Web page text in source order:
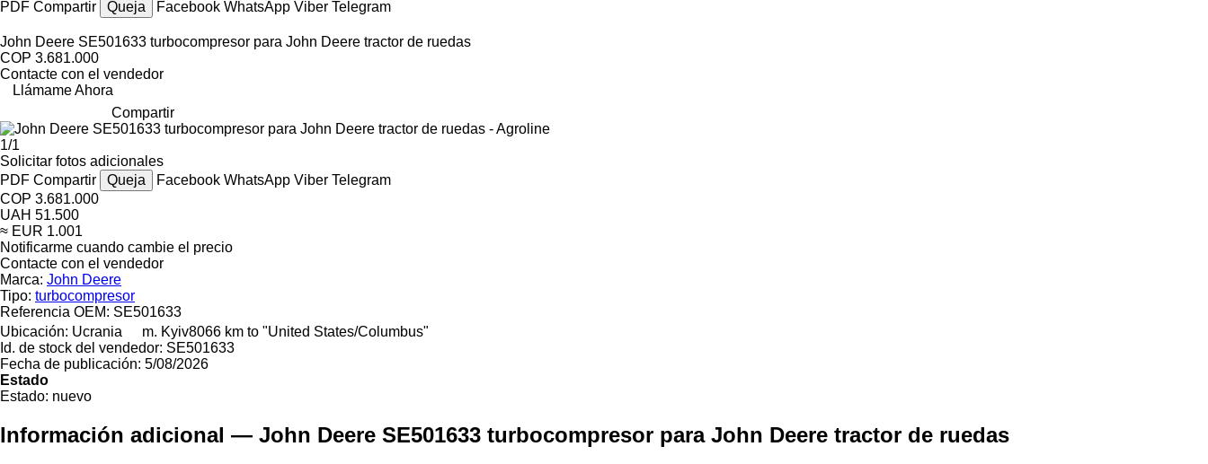
PDF Compartir Queja Facebook WhatsApp Viber Telegram
John Deere SE501633 turbocompresor para John Deere tractor de ruedas
COP 3.681.000
Contacte con el vendedor
Llámame Ahora
Compartir
1/1
Solicitar fotos adicionales
PDF Compartir Queja Facebook WhatsApp Viber Telegram
COP 3.681.000
UAH 51.500
≈ EUR 1.001
Notificarme cuando cambie el precio
Contacte con el vendedor
Marca: John Deere
Tipo: turbocompresor
Referencia OEM: SE501633
Ubicación: Ucrania m. Kyiv8066 km to "United States/Columbus"
Id. de stock del vendedor: SE501633
Fecha de publicación: 5/08/2026
Estado
Estado: nuevo
Información adicional — John Deere SE501633 turbocompresor para John Deere tractor de ruedas